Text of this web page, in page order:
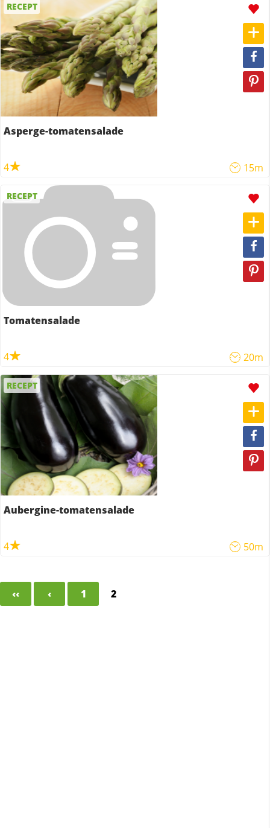
RECEPT
Asperge-tomatensalade
4 15m
RECEPT
Tomatensalade
4 20m
RECEPT
Aubergine-tomatensalade
4 50m
‹‹ ‹ 1 2